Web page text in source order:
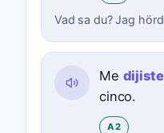
Vad sa du? Jag
Me dijiste
cinco.
A2